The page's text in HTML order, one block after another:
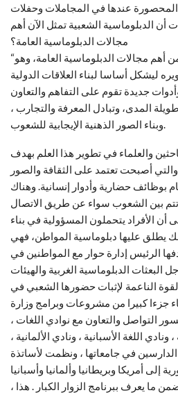
عندها في المجاملات وحفلات
أن الدبلوماسية الشعبية تمثل الآن أهم
مجالات الدبلوماسية العامة؟
“وتعتبر الدبلوماسية الشعبية من أهم مجالات الدبلوماسية العامة، وهو
ليشكل أساسا لبناء العلاقات الدولية
بأساليب وأدوات جديدة تقوم على التفاهم والتعاون
المدى، وتبادل المعرفة والتجارب ،
وبناء الصور الذهنية الإيجابية للشعوب.
والعلماء في تطوير هذا العلم بهدف
والتي أصبحت تعتمد على الثقافة والصور
بوظائف حضارية وأدوار إنسانية. وهناك
تتم بين الشعوب سواء عن طريق الاتصال
أن الأفراد يتحملون المسؤولية في بناء
يطلق عليها دبلوماسية المواطن، فهي
الرئيس إدارة حوار مع المواطنين في
البعثات الدبلوماسية الغربية والهيئات
الناعمة لإثبات حضورها الشعبي في
جزءا كبيرا من مشروعات وبرامج وزارة
التواصل والتعاون مع نوادي اللغات ،
ونادي اللغة الأسبانية ، ونادي الألمانية ،
في جامعاتها ، ونظمت لأساتذة
إلى أمريكا وبريطانيا وألمانيا وأسبانيا
ما يعرف ببرنامج الزوار الكبار . هذا ،